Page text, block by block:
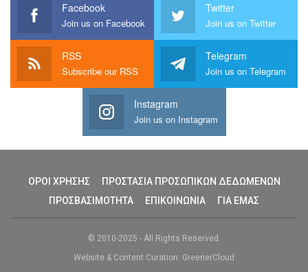
Facebook
Join us on Facebook
Twitter
Join us on Twitter
RSS
Subscribe our RSS
Telegram
Join us on Telegram
Instagram
Join us on Instagram
ΟΡΟΙ ΧΡΗΣΗΣ
ΠΡΟΣΤΑΣΙΑ ΠΡΟΣΩΠΙΚΩΝ ΔΕΔΩΜΕΝΩΝ
ΠΡΟΣΒΑΣΙΜΟΤΗΤΑ
ΕΠΙΚΟΙΝΩΝΙΑ ΓΙΑ ΕΜΑΣ
© 2010-2025 - All Rights Reserved.
Website & Content Curation: GreenerCloud